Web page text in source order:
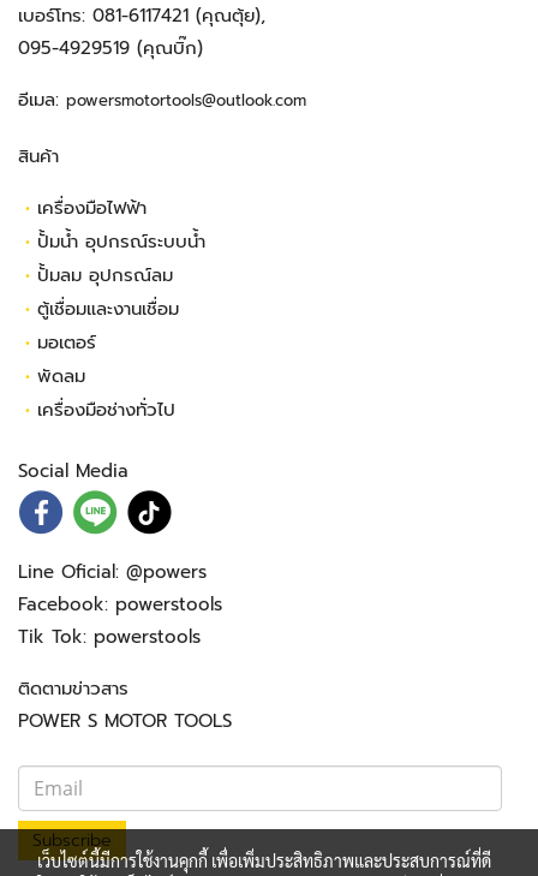
เบอร์โทร: 081-6117421 (คุณตุ้ย),
095-4929519 (คุณบิ๊ก)
อีเมล: powersmotortools@outlook.com
สินค้า
• เครื่องมือไฟฟ้า
• ปั้มน้ำ อุปกรณ์ระบบน้ำ
• ปั้มลม อุปกรณ์ลม
• ตู้เชื่อมและงานเชื่อม
• มอเตอร์
• พัดลม
• เครื่องมือช่างทั่วไป
Social Media
Line Oficial: @powers
Facebook: powerstools
Tik Tok: powerstools
ติดตามข่าวสาร
POWER S MOTOR TOOLS
Subscribe
เว็บไซต์นี้มีการใช้งานคุกกี้ เพื่อเพิ่มประสิทธิภาพและประสบการณ์ที่ดี